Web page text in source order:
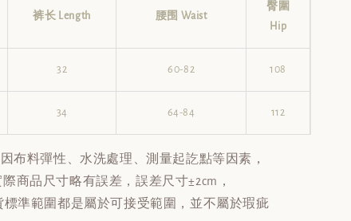
裤长 Length 腰围 Waist
臀圍
Hip
32 60-82 108
34 64-84 112
布料彈性、水洗處理、測量起訖點等因素，
商品尺寸略有誤差，誤差尺寸±2cm，
標準範圍都是屬於可接受範圍，並不屬於瑕疵